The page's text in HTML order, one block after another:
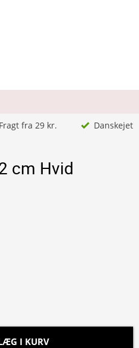
Fragt fra 29 kr. Danskejet
cm Hvid
I KURV